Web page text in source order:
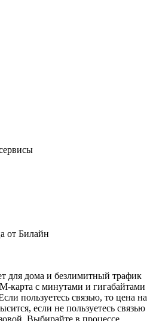
от Билайн
для дома и безлимитный трафик
карта с минутами и гигабайтами
пользуетесь связью, то цена на
если не пользуетесь связью
Выбирайте в процессе